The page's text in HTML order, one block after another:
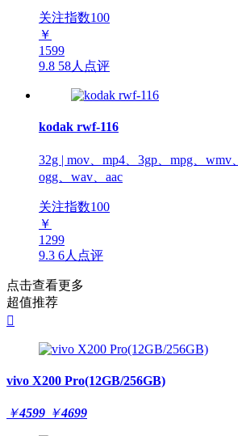
关注指数100
￥
1599
9.8 58人点评
kodak rwf-116
32g | mov、mp4、3gp、mpg、wmv
ogg、wav、aac
关注指数100
￥
1299
9.3 6人点评
点击查看更多
超值推荐

vivo X200 Pro(12GB/256GB)
￥4599 ￥4699